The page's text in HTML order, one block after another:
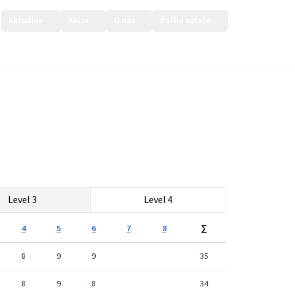
Level 3 Level 4
4 5 6 7 8 ∑
8 9 9 35
8 9 8 34